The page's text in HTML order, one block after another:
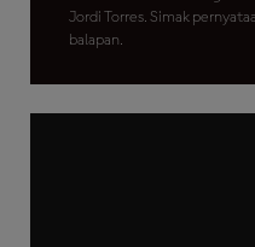
Jordi Torres. Simak
balapan.